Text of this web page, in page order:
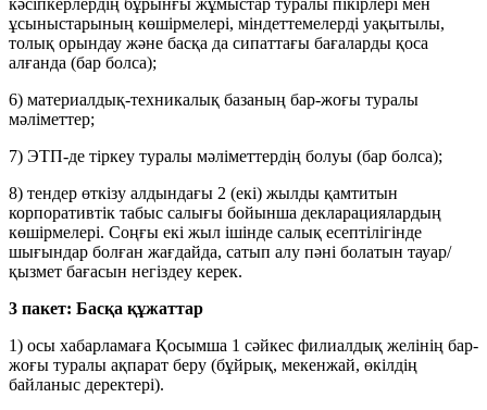
ұсыныстарының көшірмелері, міндеттемелерді уақытылы,
толық орындау және басқа да сипаттағы бағаларды қоса
алғанда (бар болса);
6) материалдық-техникалық базаның бар-жоғы туралы
мәліметтер;
7) ЭТП-де тіркеу туралы мәліметтердің болуы (бар болса);
8) тендер өткізу алдындағы 2 (екі) жылды қамтитын
корпоративтік табыс салығы бойынша декларациялардың
көшірмелері. Соңғы екі жыл ішінде салық есептілігінде
шығындар болған жағдайда, сатып алу пәні болатын тауар/
қызмет бағасын негіздеу керек.
3 пакет: Басқа құжаттар
1) осы хабарламаға Қосымша 1 сәйкес филиалдық желінің бар-
жоғы туралы ақпарат беру (бұйрық, мекенжай, өкілдің
байланыс деректері).